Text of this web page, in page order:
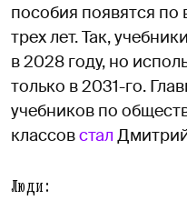
пособия появятся
трех лет. Так,
в 2028 году, но
только в 2031-го.
учебников по
классовстал
Люди: